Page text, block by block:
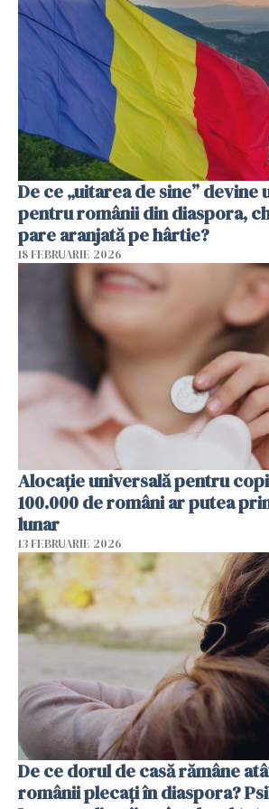
De ce „uitarea de sine” devine
pentru românii din diaspora,
pare aranjată pe hârtie?
18 FEBRUARIE 2026
Alocație universală pentru
100.000 de români ar putea
lunar
13 FEBRUARIE 2026
De ce dorul de casă rămâne
românii plecați în diaspora?